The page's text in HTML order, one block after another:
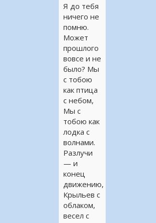
Я до тебя
ничего не
помню.
Может
прошлого
вовсе и не
было? Мы
с тобою
как птица
с небом,
Мы с
тобою как
лодка с
волнами.
Разлучи
— и
конец
движению,
Крыльев с
облаком,
весел с